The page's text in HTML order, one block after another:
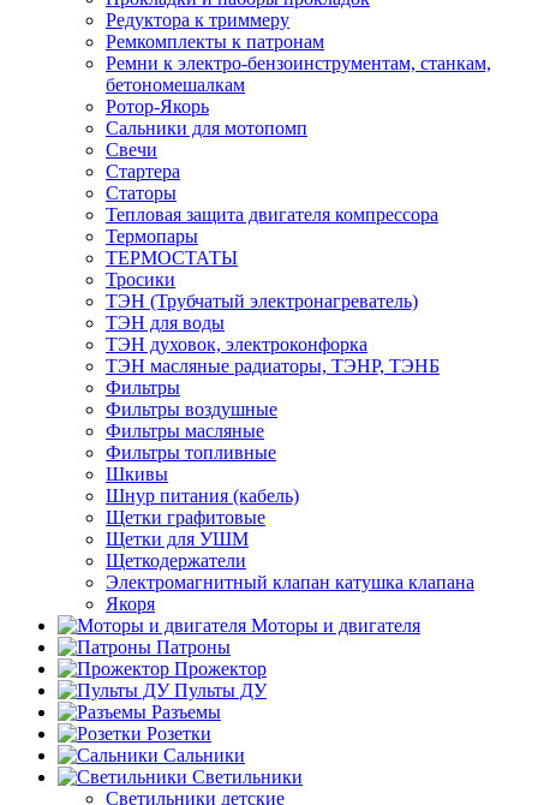
Редуктора к триммеру
Ремкомплекты к патронам
Ремни к электро-бензоинструментам, станкам,
бетономешалкам
Ротор-Якорь
Сальники для мотопомп
Свечи
Стартера
Статоры
Тепловая защита двигателя компрессора
Термопары
ТЕРМОСТАТЫ
Тросики
ТЭН (Трубчатый электронагреватель)
ТЭН для воды
ТЭН духовок, электроконфорка
ТЭН масляные радиаторы, ТЭНР, ТЭНБ
Фильтры
Фильтры воздушные
Фильтры масляные
Фильтры топливные
Шкивы
Шнур питания (кабель)
Щетки графитовые
Щетки для УШМ
Щеткодержатели
Электромагнитный клапан катушка клапана
Якоря
Моторы и двигателя
Патроны
Прожектор
Пульты ДУ
Разъемы
Розетки
Сальники
Светильники
Светильники детские